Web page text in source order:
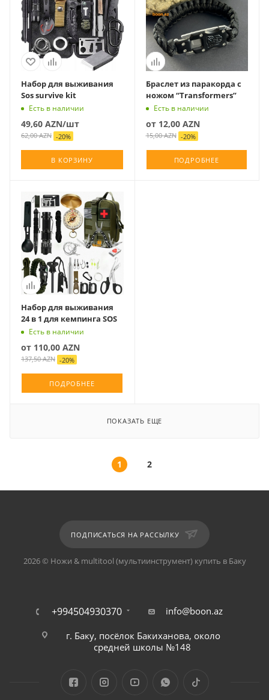
Набор для выживания
Sos survive kit
Есть в наличии
49,60 AZN/шт
62,00AZN -20%
В КОРЗИНУ
Браслет из паракорда с
ножом “Transformers”
Есть в наличии
от 12,00 AZN
15,00 AZN -20%
ПОДРОБНЕЕ
Набор для выживания
24 в 1 для кемпинга SOS
Есть в наличии
от 110,00 AZN
137,50 AZN -20%
ПОДРОБНЕЕ
ПОКАЗАТЬ ЕЩЕ
1 2
ПОДПИСАТЬСЯ НА РАССЫЛКУ
2026 © Ножи & multitool (мультиинструмент) купить в Баку
+994504930370 info@boon.az
г. Баку, посёлок Бакиханова, около
средней школы №148